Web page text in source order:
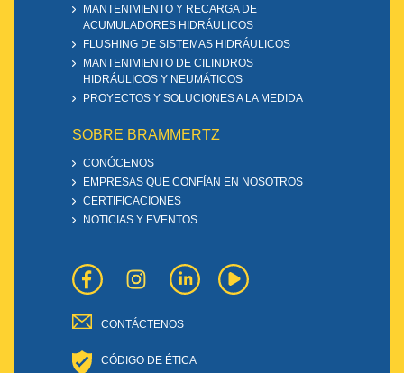
MANTENIMIENTO Y RECARGA DE
ACUMULADORES HIDRÁULICOS
FLUSHING DE SISTEMAS HIDRÁULICOS
MANTENIMIENTO DE CILINDROS
HIDRÁULICOS Y NEUMÁTICOS
PROYECTOS Y SOLUCIONES A LA MEDIDA
SOBRE BRAMMERTZ
CONÓCENOS
EMPRESAS QUE CONFÍAN EN NOSOTROS
CERTIFICACIONES
NOTICIAS Y EVENTOS
CONTÁCTENOS
CÓDIGO DE ÉTICA